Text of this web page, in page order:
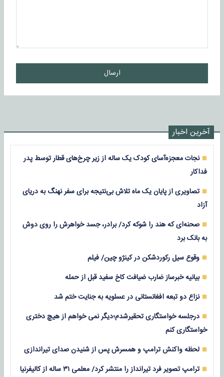
ارسال
آخرین اخبار
نجات معجزه‌آسای کودک یک ساله از زیر چرخ‌های قطار توسط پدر
فداکار
تصاویری از پایان یک ماه تلاش بی‌نتیجه برای سفر نهنگ به دریای
آزاد
صحنه‌ای که هند را شوکه کرد/ برادر، جسد خواهرش را روی دوش
به بانک برد
وقوع سیل رکوردشکن در کینژو چین/ فیلم
بیانیه خبرساز ضارب ضیافت کاخ سفید قبل از حمله
نزاع دو تبعه افغانستانی در عسلویه به جنایت ختم شد
درجلسه خواستگاری تحقیرشدم؛دیگر نمی خواهم از هیچ دختری
خواستگاری کنم
لحظه واکنش ترامپ و همسرش پس از شنیدن صدای تیراندازی
ترامپ تصویر فرد تیرانداز را منتشر کرد/ معلمی ۳۱ ساله از کالیفرنیا